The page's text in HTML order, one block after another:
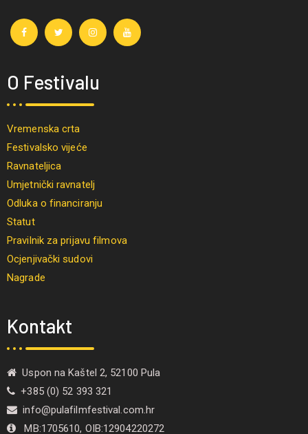
O Festivalu
Vremenska crta
Festivalsko vijeće
Ravnateljica
Umjetnički ravnatelj
Odluka o financiranju
Statut
Pravilnik za prijavu filmova
Ocjenjivački sudovi
Nagrade
Kontakt
Uspon na Kaštel 2, 52100 Pula
+385 (0) 52 393 321
info@pulafilmfestival.com.hr
MB:1705610, OIB:12904220272